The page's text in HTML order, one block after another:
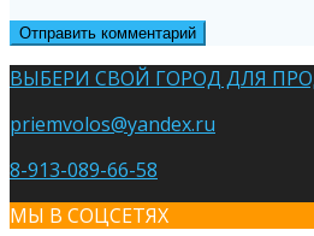
ВЫБЕРИ СВОЙ ГОРОД ДЛЯ
priemvolos@yandex.ru
8-913-089-66-58
МЫ В СОЦСЕТЯХ